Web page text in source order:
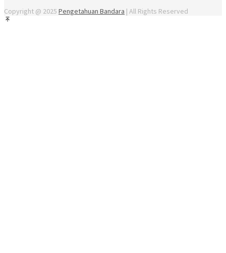
Copyright @ 2025 Pengetahuan Bandara | All Rights Reserved